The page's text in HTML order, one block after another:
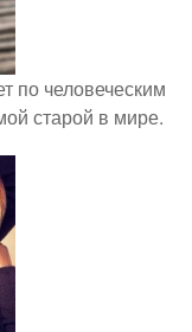
по человеческим
старой в мире.